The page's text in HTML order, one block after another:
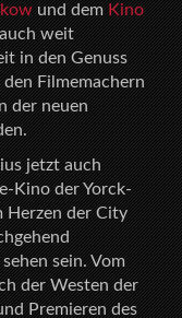
und demKino
weit
in den Genuss
den Filmemachern
der neuen
jetzt auch
Kino der Yorck-
Herzen der City
sein. Vom
der Westen der
Premieren des